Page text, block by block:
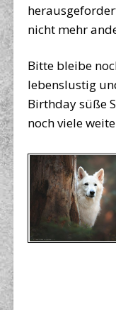
nicht mehr
Bitte bleibe
lebenslustig
Birthday süße
noch viele